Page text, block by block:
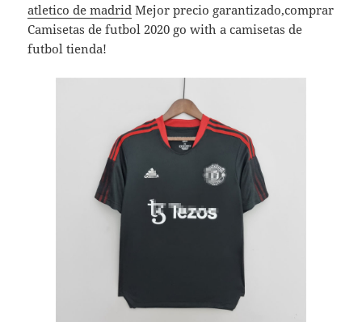
atletico de madrid Mejor precio garantizado,comprar
Camisetas de futbol 2020 go with a camisetas de
futbol tienda!